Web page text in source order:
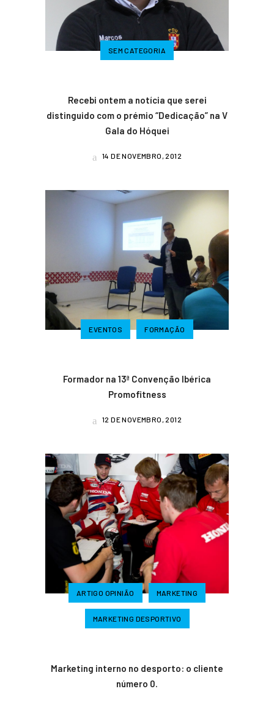
SEM CATEGORIA
Recebi ontem a notícia que serei
distinguido com o prémio “Dedicação” na V
Gala do Hóquei
14 DE NOVEMBRO, 2012
EVENTOS FORMAÇÃO
Formador na 13ª Convenção Ibérica
Promofitness
12 DE NOVEMBRO, 2012
ARTIGO OPINIÃO MARKETING
MARKETING DESPORTIVO
Marketing interno no desporto: o cliente
número 0.